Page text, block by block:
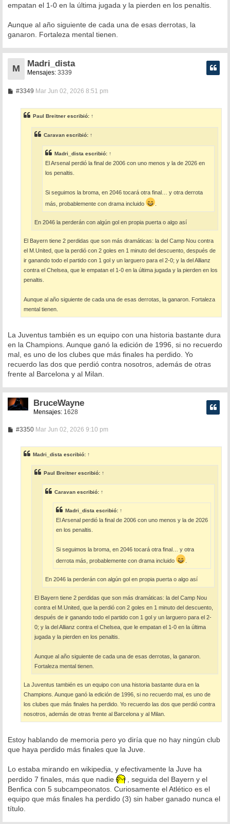
empatan el 1-0 en la última jugada y la pierden en los penaltis.
Aunque al año siguiente de cada una de esas derrotas, la
ganaron. Fortaleza mental tienen.
M
Madri_dista
Mensajes: 3339
#3349M
a
j
e
Mar Jun 02, 2026 8:51 pm
Paul Breitner escribió: ↑
Caravan escribió: ↑
Madri_dista escribió: ↑
El Arsenal perdió la final de 2006 con uno menos y la de 2026 en
los penaltis.
Si seguimos la broma, en 2046 tocará otra final… y otra derrota
más, probablemente con drama incluido
En 2046 la perderán con algún gol en propia puerta o algo así
El Bayern tiene 2 perdidas que son más dramáticas: la del Camp Nou contra
el M.United, que la perdió con 2 goles en 1 minuto del descuento, después de
ir ganando todo el partido con 1 gol y un larguero para el 2-0; y la del Allianz
contra el Chelsea, que le empatan el 1-0 en la última jugada y la pierden en los
penaltis.
Aunque al año siguiente de cada una de esas derrotas, la ganaron. Fortaleza
mental tienen.
La Juventus también es un equipo con una historia bastante dura
en la Champions. Aunque ganó la edición de 1996, si no recuerdo
mal, es uno de los clubes que más finales ha perdido. Yo
recuerdo las dos que perdió contra nosotros, además de otras
frente al Barcelona y al Milan.
BruceWayne
Mensajes: 1628
#3350M
a
j
e
Mar Jun 02, 2026 9:10 pm
Madri_dista escribió: ↑
Paul Breitner escribió: ↑
Caravan escribió: ↑
Madri_dista escribió: ↑
El Arsenal perdió la final de 2006 con uno menos y la de 2026
en los penaltis.
Si seguimos la broma, en 2046 tocará otra final… y otra
derrota más, probablemente con drama incluido
En 2046 la perderán con algún gol en propia puerta o algo así
El Bayern tiene 2 perdidas que son más dramáticas: la del Camp Nou
contra el M.United, que la perdió con 2 goles en 1 minuto del descuento,
después de ir ganando todo el partido con 1 gol y un larguero para el 2-
0; y la del Allianz contra el Chelsea, que le empatan el 1-0 en la última
jugada y la pierden en los penaltis.
Aunque al año siguiente de cada una de esas derrotas, la ganaron.
Fortaleza mental tienen.
La Juventus también es un equipo con una historia bastante dura en la
Champions. Aunque ganó la edición de 1996, si no recuerdo mal, es uno de
los clubes que más finales ha perdido. Yo recuerdo las dos que perdió contra
nosotros, además de otras frente al Barcelona y al Milan.
Estoy hablando de memoria pero yo diría que no hay ningún club
que haya perdido más finales que la Juve.
Lo estaba mirando en wikipedia, y efectivamente la Juve ha
perdido 7 finales, más que nadie
, seguida del Bayern y el
Benfica con 5 subcampeonatos. Curiosamente el Atlético es el
equipo que más finales ha perdido (3) sin haber ganado nunca el
título.